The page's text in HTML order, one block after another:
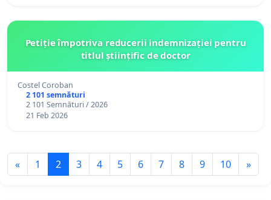
Petiție împotriva reducerii indemnizației pentru
titlul științific de doctor
Costel Coroban
2 101 semnături
2 101 Semnături / 2026
21 Feb 2026
« 1 2 3 4 5 6 7 8 9 10 »